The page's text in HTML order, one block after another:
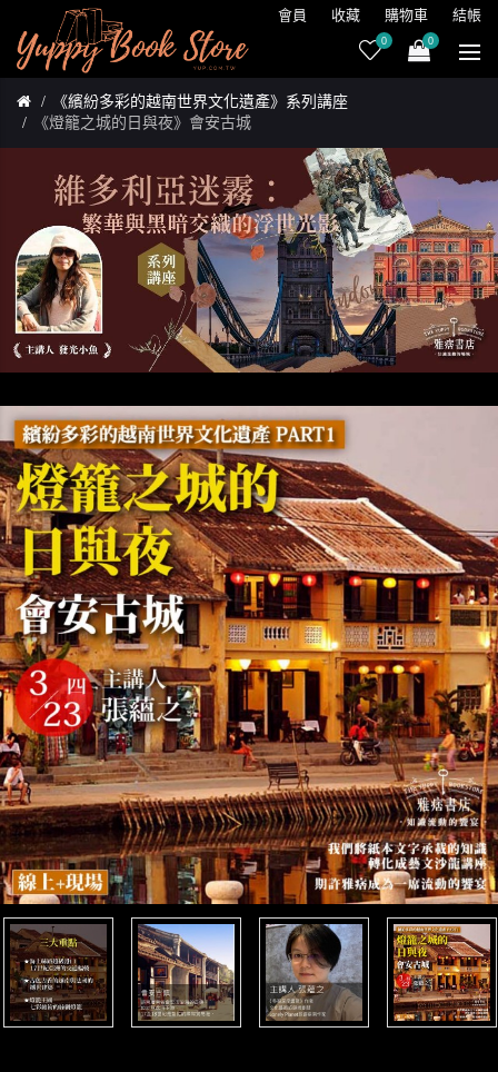
會員 收藏 購物車 結帳
0 0
《繽紛多彩的越南世界文化遺產》系列講座
《燈籠之城的日與夜》會安古城